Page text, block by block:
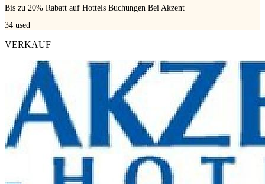
Bis zu 20% Rabatt auf Hottels Buchungen Bei Akzent
34 used
VERKAUF